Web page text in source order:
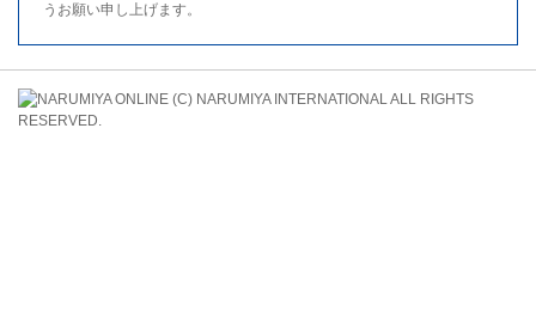
うお願い申し上げます。